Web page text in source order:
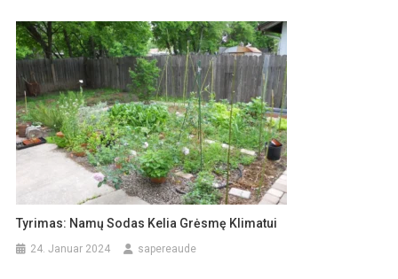
Tyrimas: Namų Sodas Kelia Grėsmę Klimatui
24. Januar 2024 sapereaude